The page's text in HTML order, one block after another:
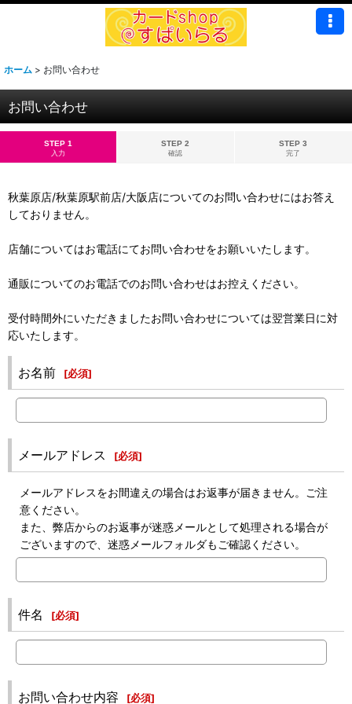
ホーム > お問い合わせ
お問い合わせ
STEP 1
入力
STEP 2
確認
STEP 3
完了
秋葉原店/秋葉原駅前店/大阪店についてのお問い合わせにはお答え
しておりません。
店舗についてはお電話にてお問い合わせをお願いいたします。
通販についてのお電話でのお問い合わせはお控えください。
受付時間外にいただきましたお問い合わせについては翌営業日に対
応いたします。
お名前 [必須]
メールアドレス [必須]
メールアドレスをお間違えの場合はお返事が届きません。ご注
意ください。
また、弊店からのお返事が迷惑メールとして処理される場合が
ございますので、迷惑メールフォルダもご確認ください。
件名 [必須]
お問い合わせ内容 [必須]